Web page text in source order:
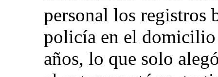
personal los registros
policía en el domicilio
años, lo que solo